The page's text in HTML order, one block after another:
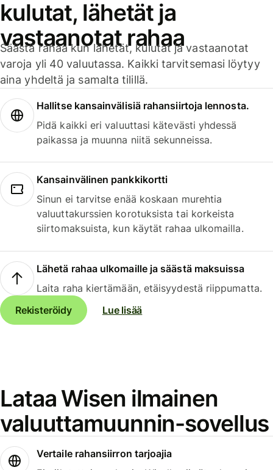
kulutat, lähetät ja
vastaanotat rahaa
Säästä rahaa kun lähetät, kulutat ja vastaanotat
varoja yli 40 valuutassa. Kaikki tarvitsemasi löytyy
aina yhdeltä ja samalta tilillä.
Hallitse kansainvälisiä rahansiirtoja lennosta.
Pidä kaikki eri valuuttasi kätevästi yhdessä
paikassa ja muunna niitä sekunneissa.
Kansainvälinen pankkikortti
Sinun ei tarvitse enää koskaan murehtia
valuuttakurssien korotuksista tai korkeista
siirtomaksuista, kun käytät rahaa ulkomailla.
Lähetä rahaa ulkomaille ja säästä maksuissa
Laita raha kiertämään, etäisyydestä riippumatta.
Rekisteröidy
Lue lisää
Lataa Wisen ilmainen
valuuttamuunnin-sovellus
Vertaile rahansiirron tarjoajia